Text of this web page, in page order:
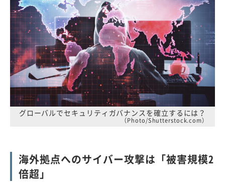
グローバルでセキュリティガバナンスを確立するには？
（Photo/Shutterstock.com）
海外拠点へのサイバー攻撃は「被害規模2
倍超」